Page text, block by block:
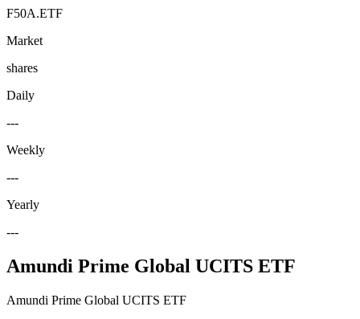
F50A.ETF
Market
shares
Daily
---
Weekly
---
Yearly
---
Amundi Prime Global UCITS ETF
Amundi Prime Global UCITS ETF